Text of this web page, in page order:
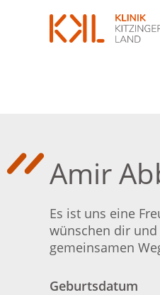
Amir
Es ist uns eine
wünschen dir
gemeinsamen
Geburtsdatum